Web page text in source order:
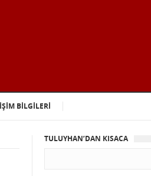
BİLGİLERİ
TULUYHAN’DAN KISACA